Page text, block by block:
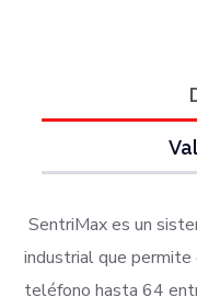
SentriMax es un
industrial que permite
teléfono hasta 64